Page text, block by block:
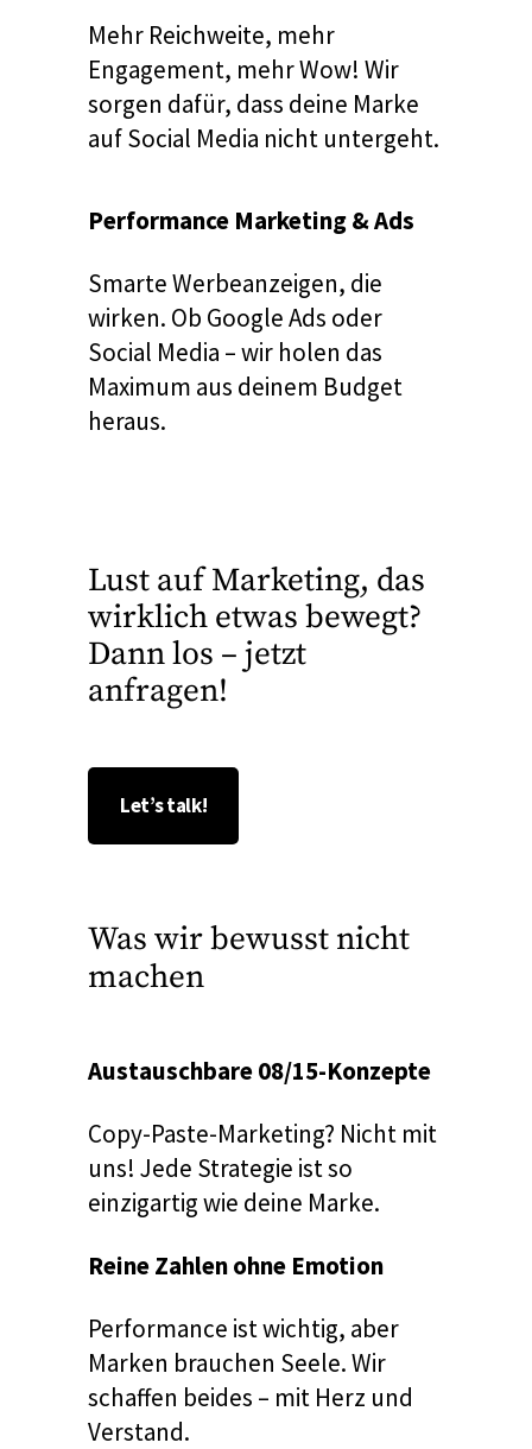
Mehr Reichweite, mehr
Engagement, mehr Wow! Wir
sorgen dafür, dass deine Marke
auf Social Media nicht untergeht.
Performance Marketing & Ads
Smarte Werbeanzeigen, die
wirken. Ob Google Ads oder
Social Media – wir holen das
Maximum aus deinem Budget
heraus.
Lust auf Marketing, das
wirklich etwas bewegt?
Dann los – jetzt
anfragen!
Let’s talk!
Was wir bewusst nicht
machen
Austauschbare 08/15-Konzepte
Copy-Paste-Marketing? Nicht mit
uns! Jede Strategie ist so
einzigartig wie deine Marke.
Reine Zahlen ohne Emotion
Performance ist wichtig, aber
Marken brauchen Seele. Wir
schaffen beides – mit Herz und
Verstand.